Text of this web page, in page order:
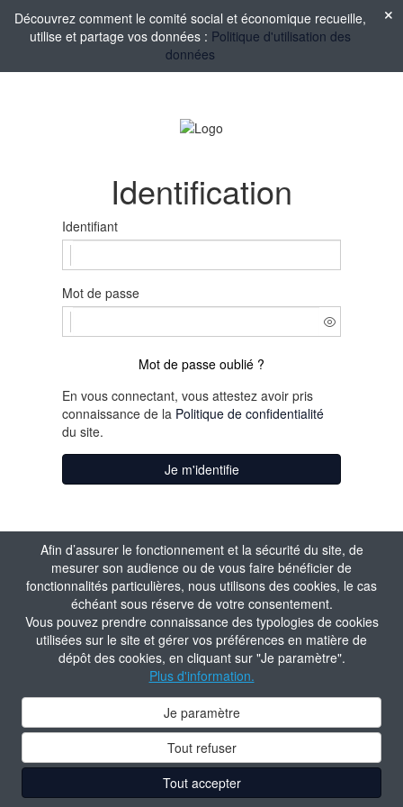
Afin d’assurer le fonctionnement et la sécurité du site, de
mesurer son audience ou de vous faire bénéficier de
fonctionnalités particulières, nous utilisons des cookies, le cas
échéant sous réserve de votre consentement.
Vous pouvez prendre connaissance des typologies de cookies
utilisées sur le site et gérer vos préférences en matière de
dépôt des cookies, en cliquant sur "Je paramètre".
Plus d'information.
Je paramètre
Tout refuser
Tout accepter
Découvrez comment le comité social et économique recueille,
utilise et partage vos données : Politique d'utilisation des
données
Identification
Identifiant
Mot de passe
Mot de passe oublié ?
En vous connectant, vous attestez avoir pris
connaissance de la Politique de confidentialité
du site.
Je m'identifie